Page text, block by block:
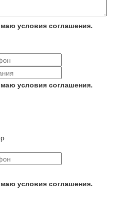
условия соглашения.
условия соглашения.
условия соглашения.